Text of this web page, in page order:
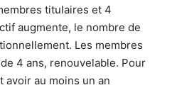
titulaires et 4
augmente, le nombre de
Les membres
4 ans, renouvelable. Pour
au moins un an